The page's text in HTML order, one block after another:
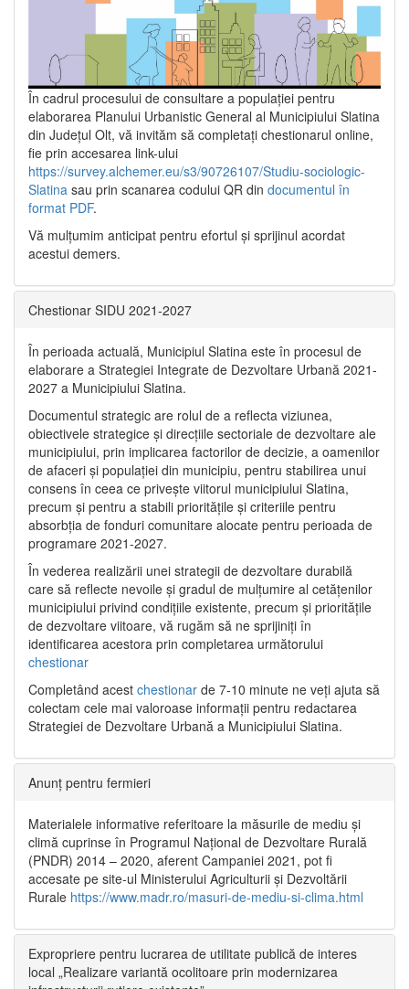
În cadrul procesului de consultare a populaţiei pentru
elaborarea Planului Urbanistic General al Municipiului Slatina
din Județul Olt, vă invităm să completați chestionarul online,
fie prin accesarea link-ului
https://survey.alchemer.eu/s3/90726107/Studiu-sociologic-
Slatina sau prin scanarea codului QR din documentul în
format PDF.
Vă mulţumim anticipat pentru efortul şi sprijinul acordat
acestui demers.
Chestionar SIDU 2021-2027
În perioada actuală, Municipiul Slatina este în procesul de
elaborare a Strategiei Integrate de Dezvoltare Urbană 2021‐
2027 a Municipiului Slatina.
Documentul strategic are rolul de a reflecta viziunea,
obiectivele strategice și direcțiile sectoriale de dezvoltare ale
municipiului, prin implicarea factorilor de decizie, a oamenilor
de afaceri și populației din municipiu, pentru stabilirea unui
consens în ceea ce privește viitorul municipiului Slatina,
precum și pentru a stabili prioritățile și criteriile pentru
absorbția de fonduri comunitare alocate pentru perioada de
programare 2021-2027.
În vederea realizării unei strategii de dezvoltare durabilă
care să reflecte nevoile și gradul de mulțumire al cetățenilor
municipiului privind condițiile existente, precum și prioritățile
de dezvoltare viitoare, vă rugăm să ne sprijiniți în
identificarea acestora prin completarea următorului
chestionar
Completând acest chestionar de 7-10 minute ne veți ajuta să
colectam cele mai valoroase informații pentru redactarea
Strategiei de Dezvoltare Urbană a Municipiului Slatina.
Anunț pentru fermieri
Materialele informative referitoare la măsurile de mediu și
climă cuprinse în Programul Național de Dezvoltare Rurală
(PNDR) 2014 – 2020, aferent Campaniei 2021, pot fi
accesate pe site-ul Ministerului Agriculturii și Dezvoltării
Rurale https://www.madr.ro/masuri-de-mediu-si-clima.html
Expropriere pentru lucrarea de utilitate publică de interes
local „Realizare variantă ocolitoare prin modernizarea